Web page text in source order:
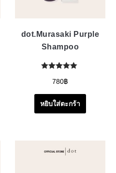
dot.Murasaki Purple
Shampoo
780฿
หยิบใส่ตะกร้า